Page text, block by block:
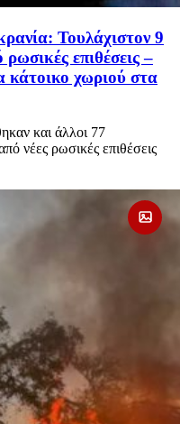
Τουλάχιστον 9
επιθέσεις –
κάτοικο χωριού στα
και άλλοι 77
νέες ρωσικές επιθέσεις